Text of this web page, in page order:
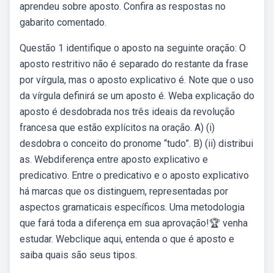
aprendeu sobre aposto. Confira as respostas no
gabarito comentado.
Questão 1 identifique o aposto na seguinte oração: O
aposto restritivo não é separado do restante da frase
por vírgula, mas o aposto explicativo é. Note que o uso
da vírgula definirá se um aposto é. Weba explicação do
aposto é desdobrada nos três ideais da revolução
francesa que estão explícitos na oração. A) (i)
desdobra o conceito do pronome “tudo”. B) (ii) distribui
as. Webdiferença entre aposto explicativo e
predicativo. Entre o predicativo e o aposto explicativo
há marcas que os distinguem, representadas por
aspectos gramaticais específicos. Uma metodologia
que fará toda a diferença em sua aprovação!🏆 venha
estudar. Webclique aqui, entenda o que é aposto e
saiba quais são seus tipos.